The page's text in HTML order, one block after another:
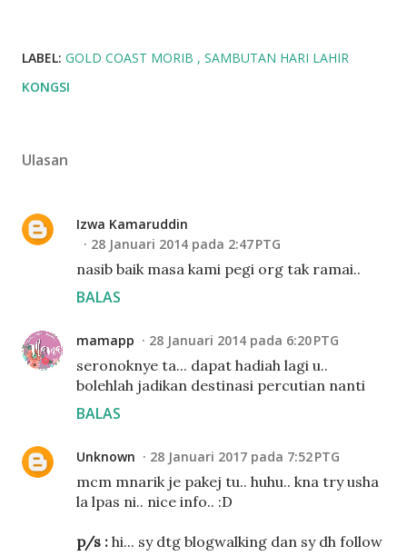
LABEL: GOLD COAST MORIB
SAMBUTAN HARI LAHIR
KONGSI
Ulasan
Izwa Kamaruddin
28 Januari 2014 pada 2:47 PTG
nasib baik masa kami pegi org tak ramai..
BALAS
mamapp 28 Januari 2014 pada 6:20 PTG
seronoknye ta... dapat hadiah lagi u..
bolehlah jadikan destinasi percutian nanti
BALAS
Unknown 28 Januari 2017 pada 7:52 PTG
mcm mnarik je pakej tu.. huhu.. kna try usha
la lpas ni.. nice info.. :D
p/s : hi... sy dtg blogwalking dan sy dh follow